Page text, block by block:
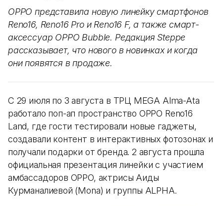
OPPO представила новую линейку смартфонов
Reno16, Reno16 Pro и Reno16 F, а также смарт-
аксессуар OPPO Bubble. Редакция Steppe
рассказывает, что нового в новинках и когда
они появятся в продаже.
С 29 июля по 3 августа в ТРЦ MEGA Alma-Ata
работало поп-ап пространство OPPO Reno16
Land, где гости тестировали новые гаджеты,
создавали контент в интерактивных фотозонах и
получали подарки от бренда. 2 августа прошла
официальная презентация линейки с участием
амбассадоров OPPO, актрисы Аиды
Курманалиевой (Mona) и группы ALPHA.